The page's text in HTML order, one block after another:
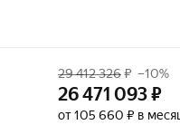
29 412 326₽ –10%
26 471 093₽
от 105 660 ₽ в